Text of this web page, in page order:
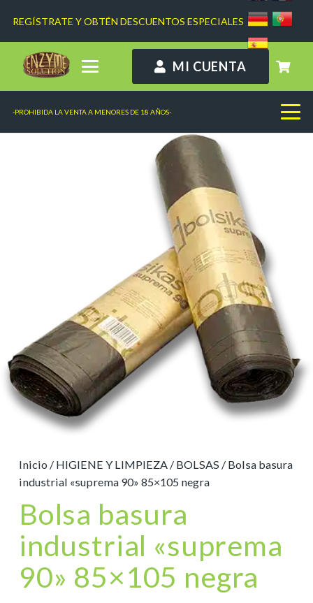
REGÍSTRATE Y OBTÉN DESCUENTOS ESPECIALES
MI CUENTA
-PROHIBIDA LA VENTA A MENORES DE 18 AÑOS-
Inicio / HIGIENE Y LIMPIEZA / BOLSAS / Bolsa basura
industrial «suprema 90» 85×105 negra
Bolsa basura
industrial «suprema
90» 85×105 negra